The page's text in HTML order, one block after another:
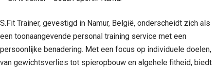
S.Fit Trainer, gevestigd in Namur, België, onderscheidt zich als
een toonaangevende personal training service met een
persoonlijke benadering. Met een focus op individuele doelen,
van gewichtsverlies tot spieropbouw en algehele fitheid, biedt